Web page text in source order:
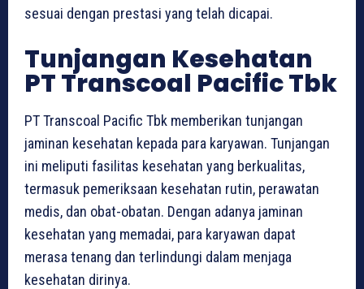
sesuai dengan prestasi yang telah dicapai.
Tunjangan Kesehatan
PT Transcoal Pacific Tbk
PT Transcoal Pacific Tbk memberikan tunjangan
jaminan kesehatan kepada para karyawan. Tunjangan
ini meliputi fasilitas kesehatan yang berkualitas,
termasuk pemeriksaan kesehatan rutin, perawatan
medis, dan obat-obatan. Dengan adanya jaminan
kesehatan yang memadai, para karyawan dapat
merasa tenang dan terlindungi dalam menjaga
kesehatan dirinya.